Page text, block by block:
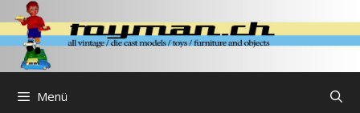
Zum
Inhalt
springen
Menü